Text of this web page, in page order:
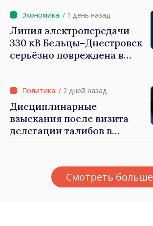
быть свободными и
честными»
/ 1 день назад
Линия электропередачи
330 кВ Бельцы–Днестровск
серьёзно повреждена в
/ 2 дней назад
Дисциплинарные
взыскания после визита
делегации талибов в
занимающие высокие
должности, не знают
Смотреть больше